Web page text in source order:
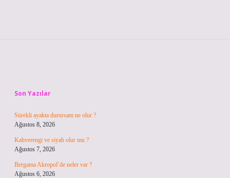
Son Yazılar
Sürekli ayakta durursam ne olur ?
Ağustos 8, 2026
Kahverengi ve siyah olur mu ?
Ağustos 7, 2026
Bergama Akropol’de neler var ?
Ağustos 6, 2026